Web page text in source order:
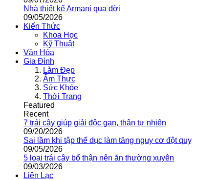
Nhà thiết kế Armani qua đời
09/05/2026
Kiến Thức
Khoa Học
Kỹ Thuật
Văn Hóa
Gia Đình
Làm Đẹp
Ẩm Thực
Sức Khỏe
Thời Trang
Featured
Recent
7 trái cây giúp giải độc gan, thận tự nhiên
09/20/2026
Sai lầm khi tập thể dục làm tăng nguy cơ đột quỵ
09/05/2026
5 loại trái cây bổ thận nên ăn thường xuyên
09/03/2026
Liên Lạc